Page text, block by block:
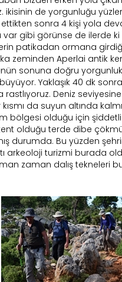
ikisinin de yorgunluğu
sonra 4 kişi yola
gibi görünse de ilerde ki
patikadan ormana
zeminden Aperlai antik
sonuna doğru
Yaklaşık 40 dk
rastlıyoruz. Deniz
kısmı da suyun altında
bölgesi olduğu için
olduğu terde dibe
durumda. Bu yüzden
arkeoloji turizmi burada
zaman dalış tekneleri